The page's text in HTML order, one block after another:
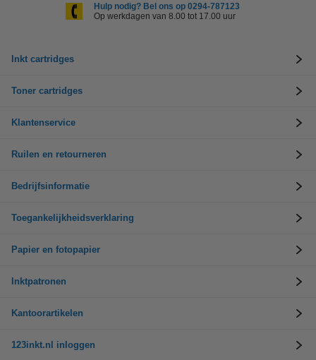
Hulp nodig? Bel ons op 0294-787123
Op werkdagen van 8.00 tot 17.00 uur
Inkt cartridges
Toner cartridges
Klantenservice
Ruilen en retourneren
Bedrijfsinformatie
Toegankelijkheidsverklaring
Papier en fotopapier
Inktpatronen
Kantoorartikelen
123inkt.nl inloggen